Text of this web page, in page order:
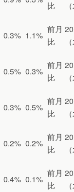
比
0.3% 1.1%
前月
比
0.5% 0.3%
前月
比
0.3% 0.5%
前月
比
0.2% 0.2%
前月
比
0.4% 0.1%
前月
比